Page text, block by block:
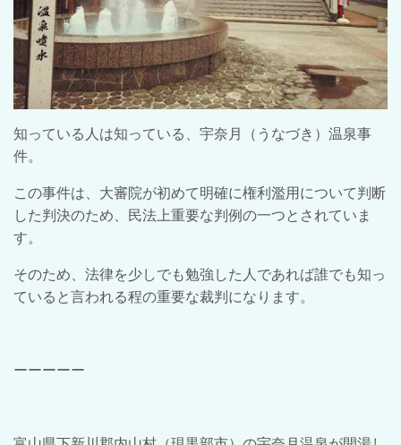
知っている人は知っている、宇奈月（うなづき）温泉事
件。
この事件は、大審院が初めて明確に権利濫用について判断
した判決のため、民法上重要な判例の一つとされていま
す。
そのため、法律を少しでも勉強した人であれば誰でも知っ
ていると言われる程の重要な裁判になります。
ーーーーー